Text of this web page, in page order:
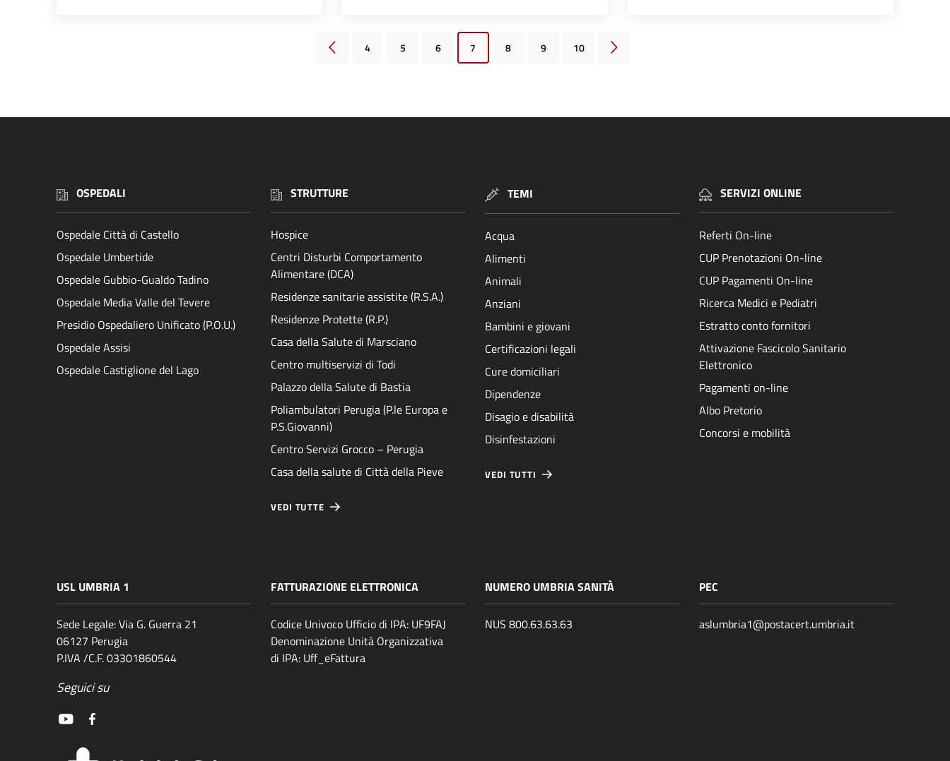
Pagina precedente
4 5 6 7 8 9 10 Pagina successiva
OSPEDALI
Ospedale Città di Castello
Ospedale Umbertide
Ospedale Gubbio-Gualdo Tadino
Ospedale Media Valle del Tevere
Presidio Ospedaliero Unificato (P.O.U.)
Ospedale Assisi
Ospedale Castiglione del Lago
STRUTTURE
Hospice
Centri Disturbi Comportamento
Alimentare (DCA)
Residenze sanitarie assistite (R.S.A.)
Residenze Protette (R.P.)
Casa della Salute di Marsciano
Centro multiservizi di Todi
Palazzo della Salute di Bastia
Poliambulatori Perugia (P.le Europa e
P.S.Giovanni)
Centro Servizi Grocco – Perugia
Casa della salute di Città della Pieve
VEDI TUTTE
TEMI
Acqua
Alimenti
Animali
Anziani
Bambini e giovani
Certificazioni legali
Cure domiciliari
Dipendenze
Disagio e disabilità
Disinfestazioni
VEDI TUTTI
SERVIZI ONLINE
Referti On-line
CUP Prenotazioni On-line
CUP Pagamenti On-line
Ricerca Medici e Pediatri
Estratto conto fornitori
Attivazione Fascicolo Sanitario
Elettronico
Pagamenti on-line
Albo Pretorio
Concorsi e mobilità
USL UMBRIA 1
Sede Legale: Via G. Guerra 21
06127 Perugia
P.IVA /C.F. 03301860544
Seguici su
FATTURAZIONE ELETTRONICA
Codice Univoco Ufficio di IPA: UF9FAJ
Denominazione Unità Organizzativa
di IPA: Uff_eFattura
NUMERO UMBRIA SANITÀ
NUS 800.63.63.63
PEC
aslumbria1@postacert.umbria.it